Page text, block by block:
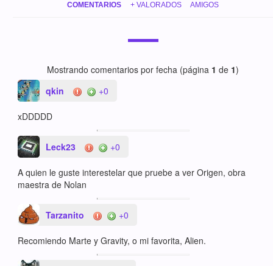
COMENTARIOS + VALORADOS AMIGOS
Mostrando comentarios por fecha (página 1 de 1)
qkin
+0
xDDDDD
Leck23 +0
A quien le guste interestelar que pruebe a ver Origen, obra
maestra de Nolan
Tarzanito +0
Recomiendo Marte y Gravity, o mi favorita, Alien.